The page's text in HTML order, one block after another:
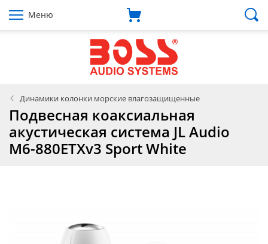
Меню
Динамики колонки морские влагозащищенные
Подвесная коаксиальная
акустическая система JL Audio
M6-880ETXv3 Sport White